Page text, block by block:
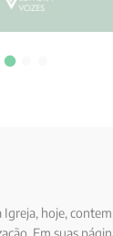
hoje,
Em suas